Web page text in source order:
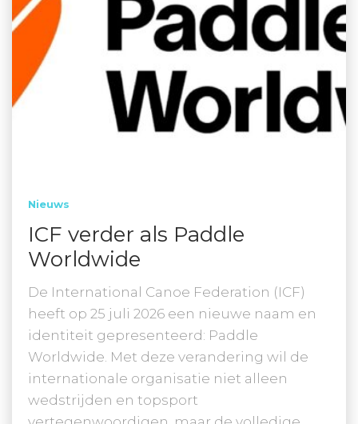
Nieuws
ICF verder als Paddle
Worldwide
De International Canoe Federation (ICF)
heeft op 25 juli 2026 een nieuwe naam en
identiteit gepresenteerd: Paddle
Worldwide. Met deze verandering wil de
internationale organisatie niet alleen
wedstrijden en topsport